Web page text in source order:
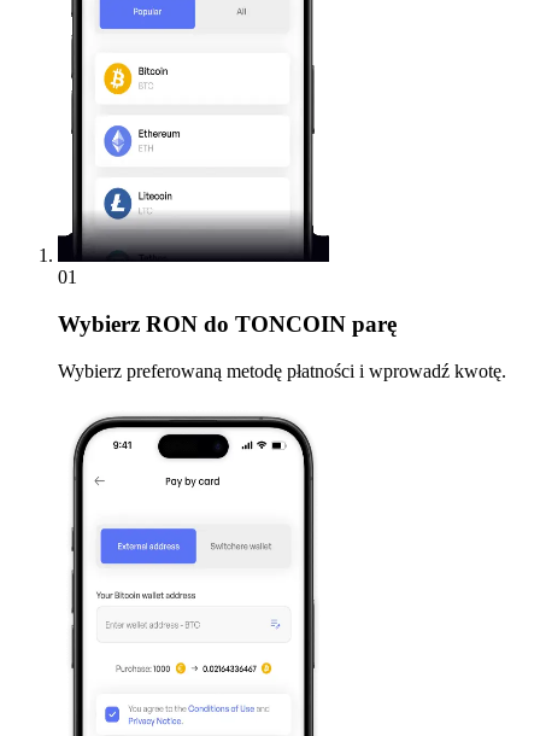
01
Wybierz RON do TONCOIN parę
Wybierz preferowaną metodę płatności i wprowadź kwotę.